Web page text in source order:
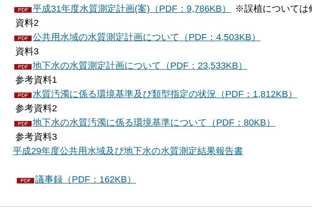
平成31年度水質測定計画(案)（PDF：9,786KB）
※誤植については
資料2
公共用水域の水質測定計画について（PDF：4,503KB）
資料3
地下水の水質測定計画について（PDF：23,533KB）
参考資料1
水質汚濁に係る環境基準及び類型指定の状況（PDF：1,812KB）
参考資料2
地下水の水質汚濁に係る環境基準について（PDF：80KB）
参考資料3
平成29年度公共用水域及び地下水の水質測定結果報告書
議事録（PDF：162KB）